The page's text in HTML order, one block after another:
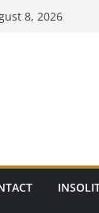
8, 2026